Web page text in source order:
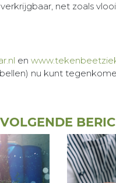
net zoals
en
nu kunt